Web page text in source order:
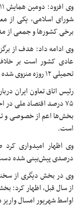
شورای اسلامی، یکی از
برخی کشورها و جمعی از
وی ادامه داد: هدف از
عادی کشور است بر
تحمیلی ۱۲ روزه منزوی شده است.
رئیس اتاق تعاون ایران
۷۵ درصد اقتصاد ملی
است.
درصدی پیش‌بینی شده
وی در بخش دیگری از
از سال قبل، اظهار کرد:
اواسط شهریور امسال